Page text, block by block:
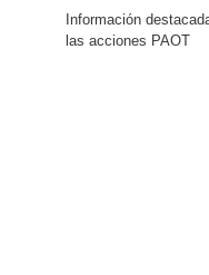
Información
las acciones PAOT